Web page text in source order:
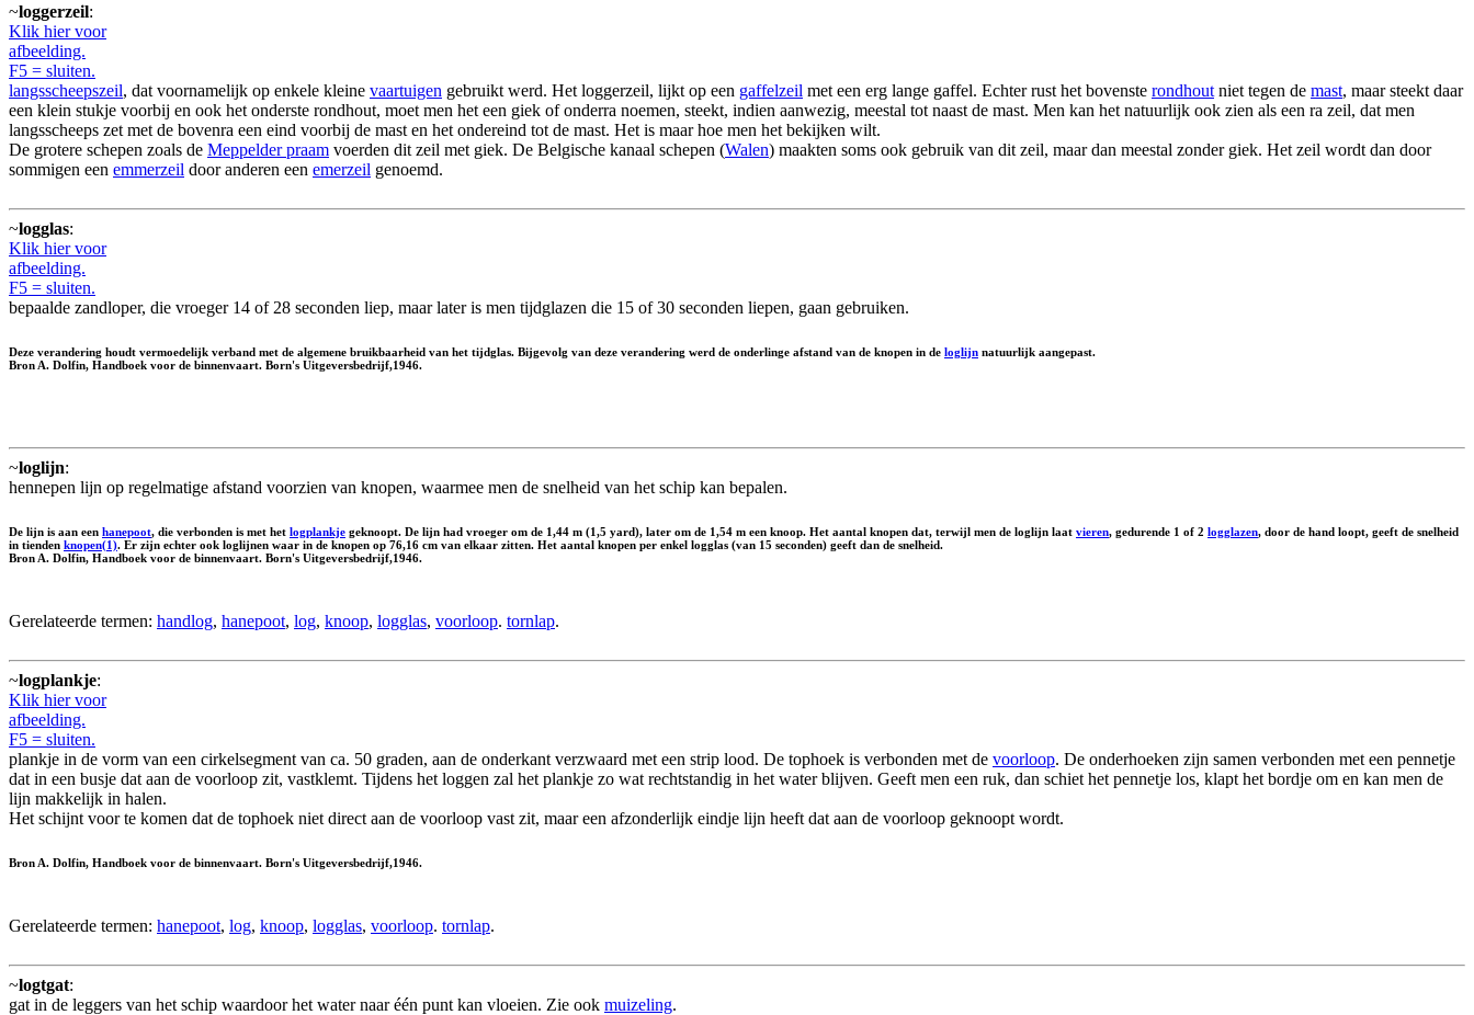
~loggerzeil:
Klik hier voor
afbeelding.
F5 = sluiten.
langsscheepszeil, dat voornamelijk op enkele kleine vaartuigen gebruikt werd. Het loggerzeil, lijkt op een gaffelzeil met een erg lange gaffel. Echter rust het bovenste rondhout niet tegen de mast, maar steekt daar
een klein stukje voorbij en ook het onderste rondhout, moet men het een giek of onderra noemen, steekt, indien aanwezig, meestal tot naast de mast. Men kan het natuurlijk ook zien als een ra zeil, dat men
langsscheeps zet met de bovenra een eind voorbij de mast en het ondereind tot de mast. Het is maar hoe men het bekijken wilt.
De grotere schepen zoals de Meppelder praam voerden dit zeil met giek. De Belgische kanaal schepen (Walen) maakten soms ook gebruik van dit zeil, maar dan meestal zonder giek. Het zeil wordt dan door
sommigen een emmerzeil door anderen een emerzeil genoemd.
~logglas:
Klik hier voor
afbeelding.
F5 = sluiten.
bepaalde zandloper, die vroeger 14 of 28 seconden liep, maar later is men tijdglazen die 15 of 30 seconden liepen, gaan gebruiken.
Deze verandering houdt vermoedelijk verband met de algemene bruikbaarheid van het tijdglas. Bijgevolg van deze verandering werd de onderlinge afstand van de knopen in de loglijn natuurlijk aangepast.
Bron A. Dolfin, Handboek voor de binnenvaart. Born's Uitgeversbedrijf,1946.
~loglijn:
hennepen lijn op regelmatige afstand voorzien van knopen, waarmee men de snelheid van het schip kan bepalen.
De lijn is aan een hanepoot, die verbonden is met het logplankje geknoopt. De lijn had vroeger om de 1,44 m (1,5 yard), later om de 1,54 m een knoop. Het aantal knopen dat, terwijl men de loglijn laat vieren, gedurende 1 of 2 logglazen, door de hand loopt, geeft de snelheid
in tienden knopen(1). Er zijn echter ook loglijnen waar in de knopen op 76,16 cm van elkaar zitten. Het aantal knopen per enkel logglas (van 15 seconden) geeft dan de snelheid.
Bron A. Dolfin, Handboek voor de binnenvaart. Born's Uitgeversbedrijf,1946.
Gerelateerde termen: handlog, hanepoot, log, knoop, logglas, voorloop. tornlap.
~logplankje:
Klik hier voor
afbeelding.
F5 = sluiten.
plankje in de vorm van een cirkelsegment van ca. 50 graden, aan de onderkant verzwaard met een strip lood. De tophoek is verbonden met de voorloop. De onderhoeken zijn samen verbonden met een pennetje
dat in een busje dat aan de voorloop zit, vastklemt. Tijdens het loggen zal het plankje zo wat rechtstandig in het water blijven. Geeft men een ruk, dan schiet het pennetje los, klapt het bordje om en kan men de
lijn makkelijk in halen.
Het schijnt voor te komen dat de tophoek niet direct aan de voorloop vast zit, maar een afzonderlijk eindje lijn heeft dat aan de voorloop geknoopt wordt.
Bron A. Dolfin, Handboek voor de binnenvaart. Born's Uitgeversbedrijf,1946.
Gerelateerde termen: hanepoot, log, knoop, logglas, voorloop. tornlap.
~logtgat:
gat in de leggers van het schip waardoor het water naar één punt kan vloeien. Zie ook muizeling.